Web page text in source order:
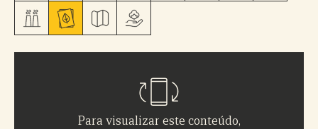
Para visualizar este conteúdo,